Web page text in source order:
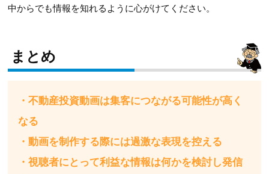
中からでも情報を知れるように心がけてください。
まとめ
・不動産投資動画は集客につながる可能性が高く
なる
・動画を制作する際には過激な表現を控える
・視聴者にとって利益な情報は何かを検討し発信